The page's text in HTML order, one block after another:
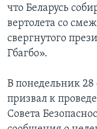
что Беларусь
вертолета со
свергнутого
Гбагбо».
В понедельник
призвал к
Совета